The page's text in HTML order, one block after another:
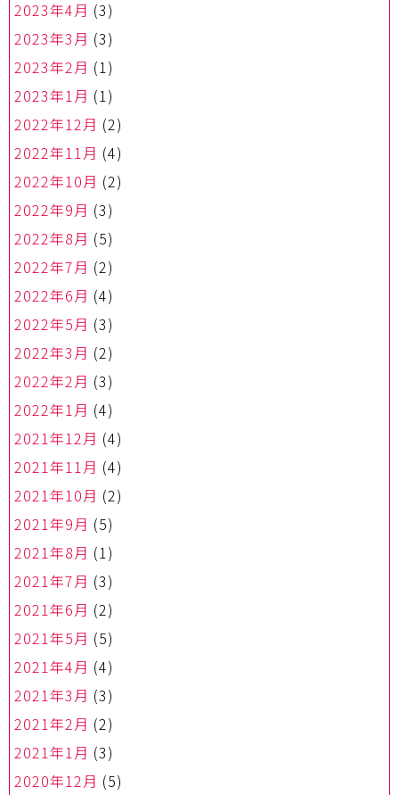
2023年4月 (3)
2023年3月 (3)
2023年2月 (1)
2023年1月 (1)
2022年12月 (2)
2022年11月 (4)
2022年10月 (2)
2022年9月 (3)
2022年8月 (5)
2022年7月 (2)
2022年6月 (4)
2022年5月 (3)
2022年3月 (2)
2022年2月 (3)
2022年1月 (4)
2021年12月 (4)
2021年11月 (4)
2021年10月 (2)
2021年9月 (5)
2021年8月 (1)
2021年7月 (3)
2021年6月 (2)
2021年5月 (5)
2021年4月 (4)
2021年3月 (3)
2021年2月 (2)
2021年1月 (3)
2020年12月 (5)